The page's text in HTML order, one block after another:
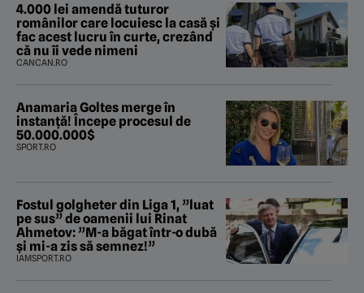
4.000 lei amendă tuturor
românilor care locuiesc la casă și
fac acest lucru în curte, crezând
că nu îi vede nimeni
CANCAN.RO
Anamaria Goltes merge în
instanță! Începe procesul de
50.000.000$
SPORT.RO
Fostul golgheter din Liga 1, ”luat
pe sus” de oamenii lui Rinat
Ahmetov: ”M-a băgat într-o dubă
și mi-a zis să semnez!”
IAMSPORT.RO